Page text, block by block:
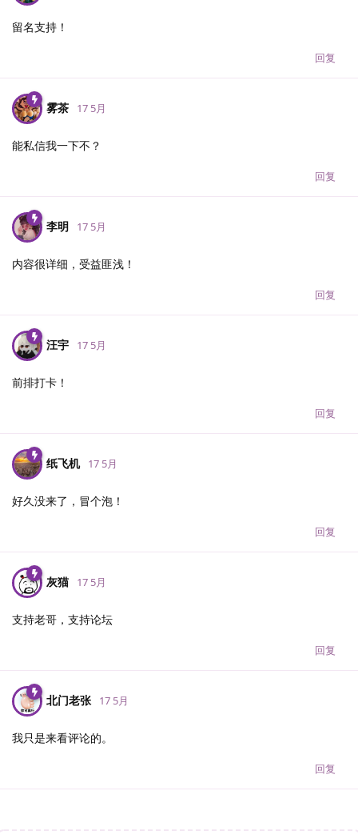
留名支持！
回复
雾茶 17 5月
能私信我一下不？
回复
李明 17 5月
内容很详细，受益匪浅！
回复
汪宇 17 5月
前排打卡！
回复
纸飞机 17 5月
好久没来了，冒个泡！
回复
灰猫 17 5月
支持老哥，支持论坛
回复
北门老张 17 5月
我只是来看评论的。
回复